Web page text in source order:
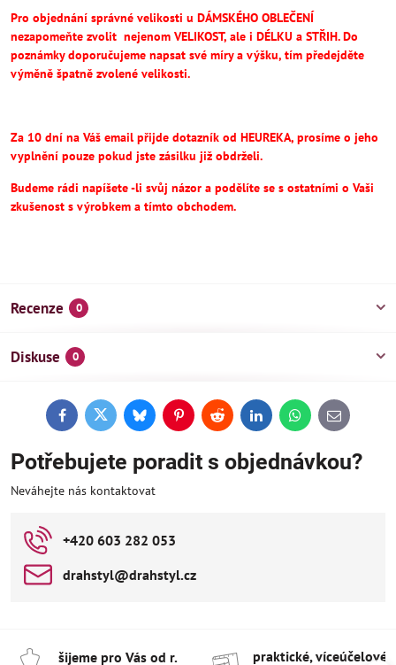
Pro objednání správné velikosti u DÁMSKÉHO OBLEČENÍ
nezapomeňte zvolit nejenom VELIKOST, ale i DÉLKU a STŘIH.Do
poznámky doporučujeme napsat své míry a výšku, tím předejděte
výměně špatně zvolené velikosti.
Za 10 dní na Váš email přijde dotazník od HEUREKA, prosíme o jeho
vyplnění pouze pokud jste zásilku již obdrželi.
Budeme rádi napíšete -li svůj názor a podělíte se s ostatními o Vaši
zkušenost s výrobkem a tímto obchodem.
Recenze 0
Diskuse 0
FacebookTwitterBlueskyPinterestReddit LinkedInWhatsApp
E-
mail
Potřebujete poradit s objednávkou?
Neváhejte nás kontaktovat
+420 603 282 053
drahstyl​@drahstyl​.cz
šijeme pro Vás od r​.
praktické, víceúčelové